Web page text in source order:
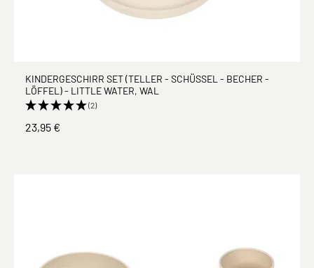
KINDERGESCHIRR SET (TELLER - SCHÜSSEL - BECHER -
LÖFFEL) - LITTLE WATER, WAL
(2)
23,95 €